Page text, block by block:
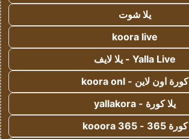
يلا شوت
koora live
Yalla Live - يلا لايف
كورة اون لاين - koora onl
يلا كورة - yallakora
كورة 365 - kooora 365